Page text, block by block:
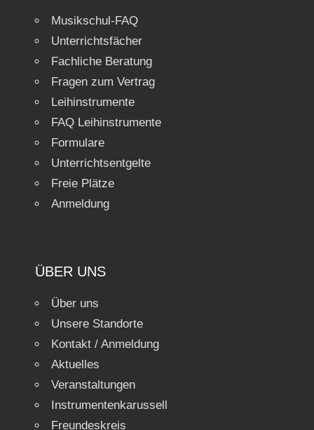
Musikschul-FAQ
Unterrichtsfächer
Fachliche Beratung
Fragen zum Vertrag
Leihinstrumente
FAQ Leihinstrumente
Formulare
Unterrichtsentgelte
Freie Plätze
Anmeldung
ÜBER UNS
Über uns
Unsere Standorte
Kontakt / Anmeldung
Aktuelles
Veranstaltungen
Instrumentenkarussell
Freundeskreis